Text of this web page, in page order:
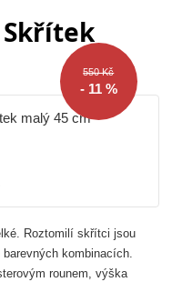
Skřítek
550 Kč
- 11 %
Roztomilí skřítci jsou
kombinacích.
rounem, výška